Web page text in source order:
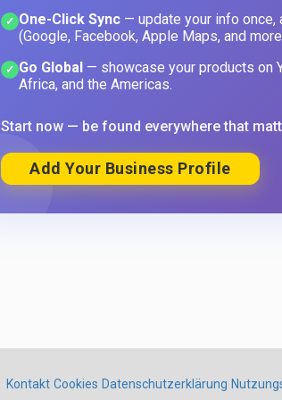
✓ One-Click Sync — update your info
(Google, Facebook, Apple Maps, and
✓ Go Global — showcase your products on
Africa, and the Americas.
Start now — be found everywhere that
Add Your Business Profile
Kontakt Cookies Datenschutzerklärung